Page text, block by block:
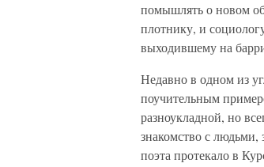
помышлять о новом
плотнику, и
выходившему на
Недавно в одном из
поучительным
разноукладной, но
знакомство с людьми,
поэта протекало в